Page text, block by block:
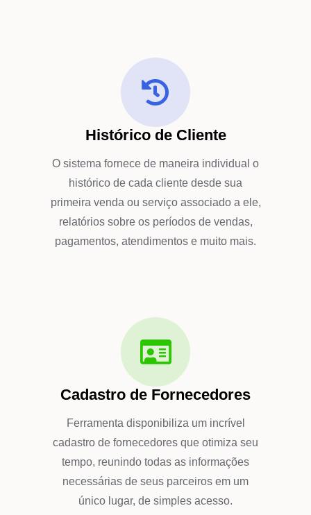
Histórico de Cliente
O sistema fornece de maneira individual o
histórico de cada cliente desde sua
primeira venda ou serviço associado a ele,
relatórios sobre os períodos de vendas,
pagamentos, atendimentos e muito mais.
Cadastro de Fornecedores
Ferramenta disponibiliza um incrível
cadastro de fornecedores que otimiza seu
tempo, reunindo todas as informações
necessárias de seus parceiros em um
único lugar, de simples acesso.